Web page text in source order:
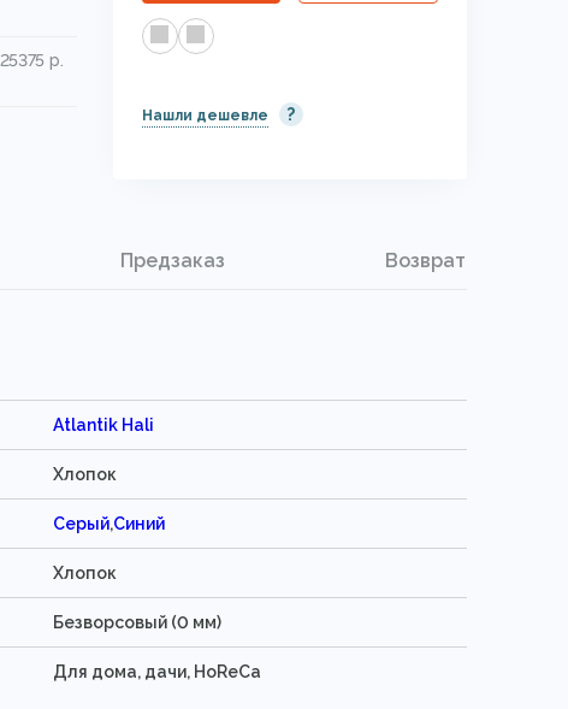
25375 р.
Нашли дешевле ?
Предзаказ Возврат
Atlantik Hali
Хлопок
Серый,Синий
Хлопок
Безворсовый (0 мм)
Для дома, дачи, HoReCa